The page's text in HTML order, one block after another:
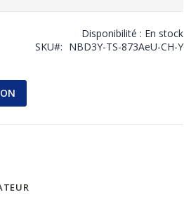
Disponibilité : En stock
SKU
NBD3Y-TS-873AeU-CH-Y